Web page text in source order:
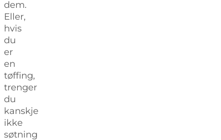
dem.
Eller,
hvis
du
er
en
tøffing,
trenger
du
kanskje
ikke
søtning